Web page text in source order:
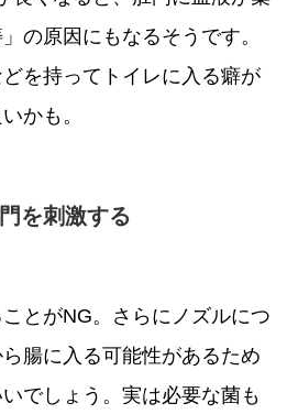
の原因にもなるそうです。
を持ってトイレに入る癖が
かも。
を刺激する
とがNG。さらにノズルにつ
腸に入る可能性があるため
でしょう。実は必要な菌も